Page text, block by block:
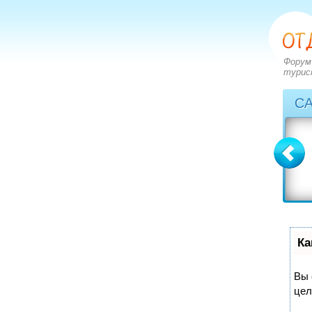
вопросов: 2828
Вы